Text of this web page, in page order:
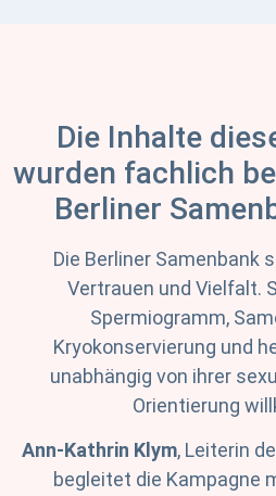
Die Inhalte
wurden fachlich
Berliner
Die Berliner Samenbank
Vertrauen und Vielfalt.
Spermiogramm,
Kryokonservierung und
unabhängig von ihrer
Orientierung
Ann-Kathrin Klym, Leiterin
begleitet die Kampagne